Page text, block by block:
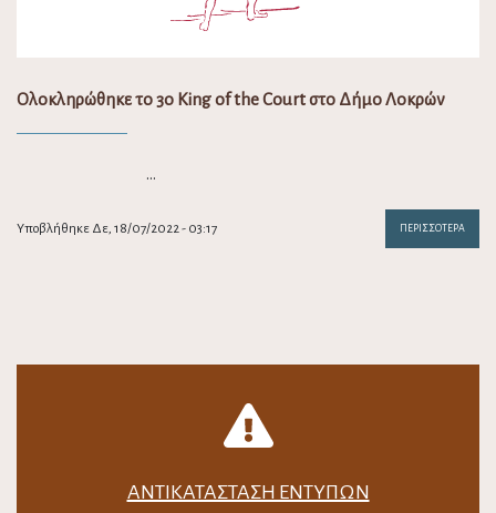
Ολοκληρώθηκε το 3ο King of the Court στο Δήμο Λοκρών
…
Υποβλήθηκε Δε, 18/07/2022 - 03:17 ΠΕΡΙΣΣΌΤΕΡΑ
ΑΝΤΙΚΑΤΆΣΤΑΣΗ ΈΝΤΥΠΩΝ